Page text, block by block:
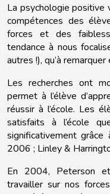
La psychologie positive
compétences des
forces et des
tendance à nous
autres !), qu’à
Les recherches ont
permet à l’élève
réussir à l’école. Les
satisfaits à l’école
significativement
2006 ; Linley &
En 2004, Peterson
travailler sur nos